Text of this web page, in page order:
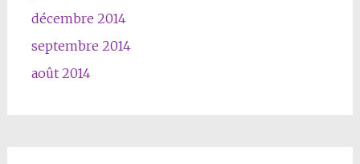
décembre 2014
septembre 2014
août 2014